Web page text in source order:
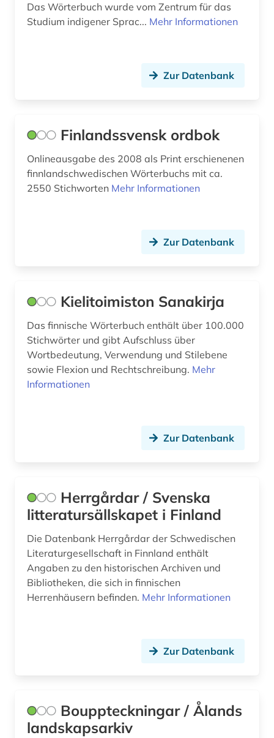
Das Wörterbuch wurde vom Zentrum für das
Studium indigener Sprac... Mehr Informationen
Zur Datenbank
Finlandssvensk ordbok
Onlineausgabe des 2008 als Print erschienenen
finnlandschwedischen Wörterbuchs mit ca.
2550 Stichworten Mehr Informationen
Zur Datenbank
Kielitoimiston Sanakirja
Das finnische Wörterbuch enthält über 100.000
Stichwörter und gibt Aufschluss über
Wortbedeutung, Verwendung und Stilebene
sowie Flexion und Rechtschreibung. Mehr
Informationen
Zur Datenbank
Herrgårdar / Svenska
litteratursällskapet i Finland
Die Datenbank Herrgårdar der Schwedischen
Literaturgesellschaft in Finnland enthält
Angaben zu den historischen Archiven und
Bibliotheken, die sich in finnischen
Herrenhäusern befinden. Mehr Informationen
Zur Datenbank
Bouppteckningar / Ålands
landskapsarkiv